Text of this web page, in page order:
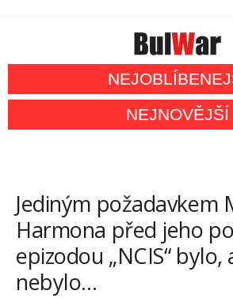
NEJNOVĚJŠÍ
Jediným požadavkem
Harmona před jeho
epizodou „NCIS“
nebylo...